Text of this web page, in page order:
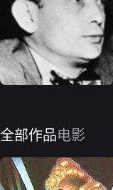
全部作品电影